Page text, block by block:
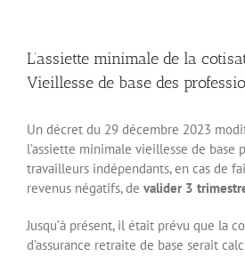
L’assiette minimale de la
Vieillesse de base des
Un décret du 29 décembre 2023
l’assiette minimale vieillesse de base
travailleurs indépendants, en cas de
revenus négatifs, de valider 3
Jusqu’à présent, il était prévu que la
d’assurance retraite de base serait